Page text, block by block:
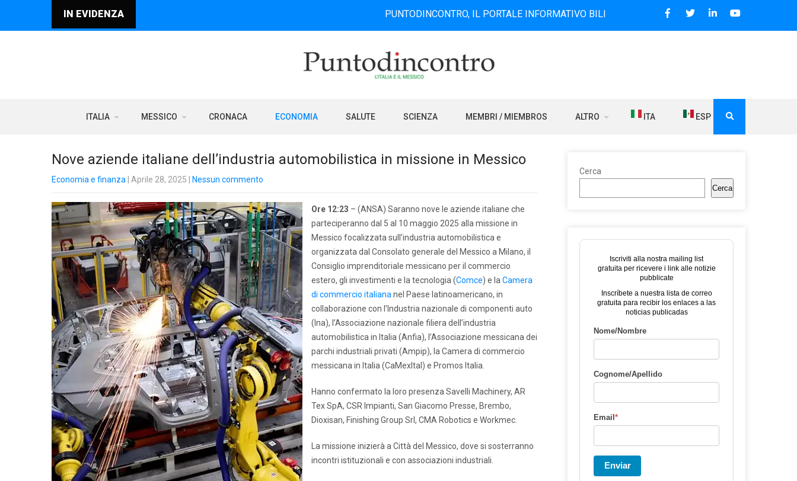
IN EVIDENZA PUNTODINCONTRO, IL PORTALE INFORMATIVO BILINGUE CHE DAL 2006 DIFFONDE NOTIZIE SUI
ITALIA MESSICO CRONACA ECONOMIA SALUTE SCIENZA MEMBRI / MIEMBROS ALTRO ITA ESP
Nove aziende italiane dell’industria automobilistica in missione in Messico
Economia e finanza | Aprile 28, 2025 Nessun commento
Ore 12:23 – (ANSA) Saranno nove le aziende italiane che
parteciperanno dal 5 al 10 maggio 2025 alla missione in
Messico focalizzata sull’industria automobilistica e
organizzata dal Consolato generale del Messico a Milano, il
Consiglio imprenditoriale messicano per il commercio
estero, gli investimenti e la tecnologia (Comce) e la Camera
di commercio italiana nel Paese latinoamericano, in
collaborazione con l’Industria nazionale di componenti auto
(Ina), l’Associazione nazionale filiera dell’industria
automobilistica in Italia (Anfia), l’Associazione messicana dei
parchi industriali privati (Ampip), la Camera di commercio
messicana in Italia (CaMexItal) e Promos Italia.
Hanno confermato la loro presenza Savelli Machinery, AR
Tex SpA, CSR Impianti, San Giacomo Presse, Brembo,
Dioxisan, Finishing Group Srl, CMA Robotics e Workmec.
La missione inizierà a Città del Messico, dove si sosterranno
incontri istituzionali e con associazioni industriali.
Cerca
Cerca
Iscriviti alla nostra mailing list
gratuita per ricevere i link alle notizie
pubblicate
Inscríbete a nuestra lista de correo
gratuita para recibir los enlaces a las
noticias publicadas
Nome/Nombre
Cognome/Apellido
Email *
Enviar